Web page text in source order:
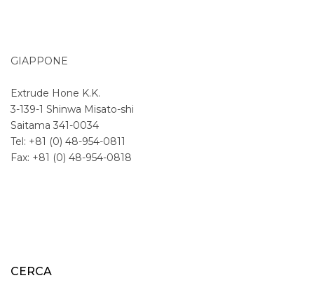
GIAPPONE
Extrude Hone K.K.
3-139-1 Shinwa Misato-shi
Saitama 341-0034
Tel: +81 (0) 48-954-0811
Fax: +81 (0) 48-954-0818
CERCA